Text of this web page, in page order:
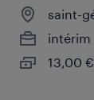
saint-
intérim
13,00